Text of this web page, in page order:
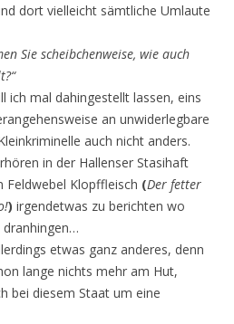
dort vielleicht sämtliche Umlaute
Sie scheibchenweise, wie auch
ich mal dahingestellt lassen, eins
an unwiderlegbare
auch nicht anders.
in der Hallenser Stasihaft
Feldwebel Klopffleisch (Der fetter
) irgendetwas zu berichten wo
etwas ganz anderes, denn
lange nichts mehr am Hut,
bei diesem Staat um eine